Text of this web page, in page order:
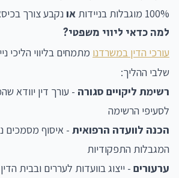
100% מוגבלות בניידות
או נקבע צורך
למה כדאי ליווי משפטי?
עורכי הדין במשרדנו מתמחים בליווי הליכי
שלבי ההליך:
רשימת ליקויים סגורה - עורך דין יוודא
לסעיפי הרשימה
הכנה לוועדה הרפואית - איסוף מסמכים
המגבלות התפקודיות
ערעורים - ייצוג בוועדות לעררים ובבית